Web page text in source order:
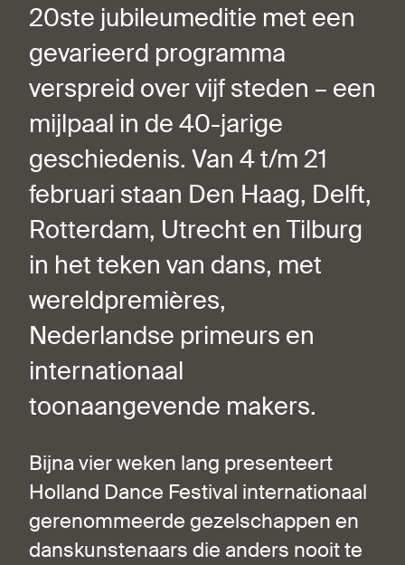
20ste jubileumeditie met een
gevarieerd programma
verspreid over vijf steden – een
mijlpaal in de 40-jarige
geschiedenis. Van 4 t/m 21
februari staan Den Haag, Delft,
Rotterdam, Utrecht en Tilburg
in het teken van dans, met
wereldpremières,
Nederlandse primeurs en
internationaal
toonaangevende makers.
Bijna vier weken lang presenteert
Holland Dance Festival internationaal
gerenommeerde gezelschappen en
danskunstenaars die anders nooit te